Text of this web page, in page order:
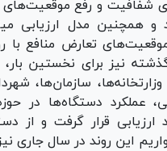
شفافیت و رفع
و همچنین مدل ارزیابی
تعارض منافع با
نیز برای نخستین بار،
سازمان‌ها،
عملکرد دستگاه‌ها در
ارزیابی قرار گرفت و از
این روند در سال جاری